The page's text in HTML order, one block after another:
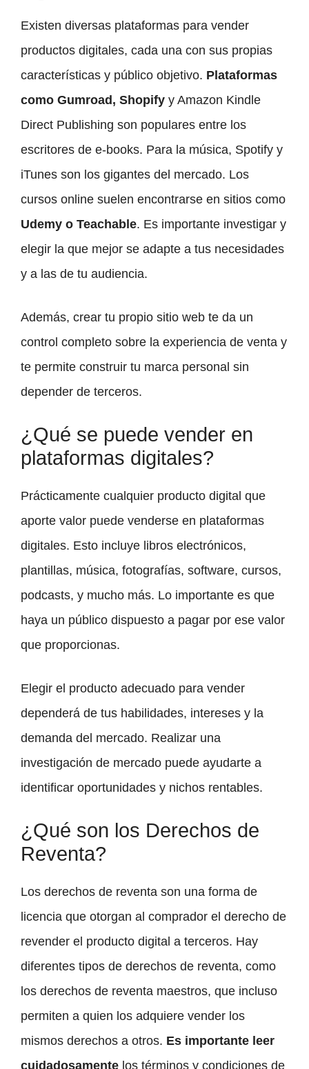
Existen diversas plataformas para vender
productos digitales, cada una con sus propias
características y público objetivo. Plataformas
como Gumroad, Shopify y Amazon Kindle
Direct Publishing son populares entre los
escritores de e-books. Para la música, Spotify y
iTunes son los gigantes del mercado. Los
cursos online suelen encontrarse en sitios como
Udemy o Teachable. Es importante investigar y
elegir la que mejor se adapte a tus necesidades
y a las de tu audiencia.
Además, crear tu propio sitio web te da un
control completo sobre la experiencia de venta y
te permite construir tu marca personal sin
depender de terceros.
¿Qué se puede vender en
plataformas digitales?
Prácticamente cualquier producto digital que
aporte valor puede venderse en plataformas
digitales. Esto incluye libros electrónicos,
plantillas, música, fotografías, software, cursos,
podcasts, y mucho más. Lo importante es que
haya un público dispuesto a pagar por ese valor
que proporcionas.
Elegir el producto adecuado para vender
dependerá de tus habilidades, intereses y la
demanda del mercado. Realizar una
investigación de mercado puede ayudarte a
identificar oportunidades y nichos rentables.
¿Qué son los Derechos de
Reventa?
Los derechos de reventa son una forma de
licencia que otorgan al comprador el derecho de
revender el producto digital a terceros. Hay
diferentes tipos de derechos de reventa, como
los derechos de reventa maestros, que incluso
permiten a quien los adquiere vender los
mismos derechos a otros. Es importante leer
cuidadosamente los términos y condiciones de